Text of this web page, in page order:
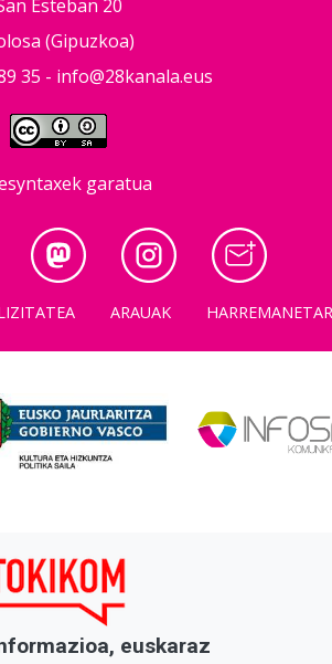
Esteban 20
(Gipuzkoa)
35 - info@28kanala.eus
garatua
ARAUAK
euskaraz